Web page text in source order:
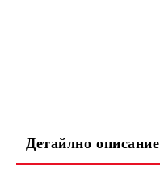
Детайлно описание